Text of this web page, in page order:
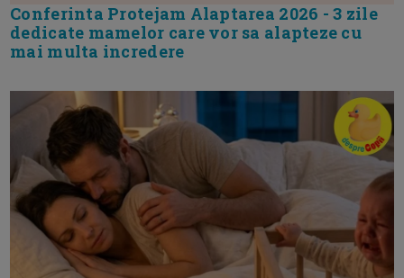
Conferinta Protejam Alaptarea 2026 - 3 zile
dedicate mamelor care vor sa alapteze cu
mai multa incredere